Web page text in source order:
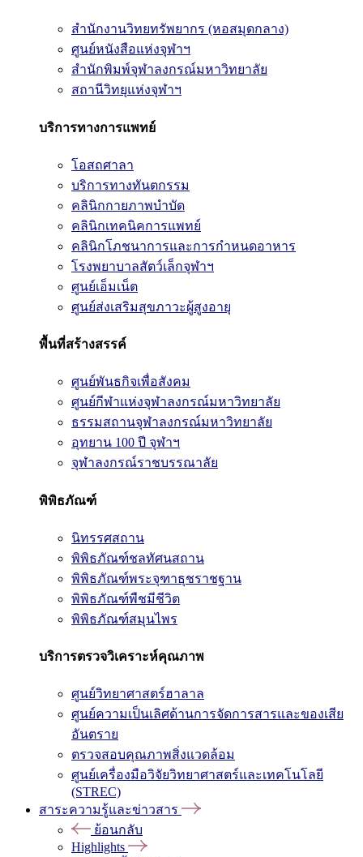
สำนักงานวิทยทรัพยากร (หอสมุดกลาง)
ศูนย์หนังสือแห่งจุฬาฯ
สำนักพิมพ์จุฬาลงกรณ์มหาวิทยาลัย
สถานีวิทยุแห่งจุฬาฯ
บริการทางการแพทย์
โอสถศาลา
บริการทางทันตกรรม
คลินิกกายภาพบำบัด
คลินิกเทคนิคการแพทย์
คลินิกโภชนาการและการกำหนดอาหาร
โรงพยาบาลสัตว์เล็กจุฬาฯ
ศูนย์เอ็มเน็ต
ศูนย์ส่งเสริมสุขภาวะผู้สูงอายุ
พื้นที่สร้างสรรค์
ศูนย์พันธกิจเพื่อสังคม
ศูนย์กีฬาแห่งจุฬาลงกรณ์มหาวิทยาลัย
ธรรมสถานจุฬาลงกรณ์มหาวิทยาลัย
อุทยาน 100 ปี จุฬาฯ
จุฬาลงกรณ์ราชบรรณาลัย
พิพิธภัณฑ์
นิทรรศสถาน
พิพิธภัณฑ์ชลทัศนสถาน
พิพิธภัณฑ์พระจุฑาธุชราชฐาน
พิพิธภัณฑ์พืชมีชีวิต
พิพิธภัณฑ์สมุนไพร
บริการตรวจวิเคราะห์คุณภาพ
ศูนย์วิทยาศาสตร์ฮาลาล
ศูนย์ความเป็นเลิศด้านการจัดการสารและของเสีย
อันตราย
ตรวจสอบคุณภาพสิ่งแวดล้อม
ศูนย์เครื่องมือวิจัยวิทยาศาสตร์และเทคโนโลยี
(STREC)
สาระความรู้และข่าวสาร
ย้อนกลับ
Highlights